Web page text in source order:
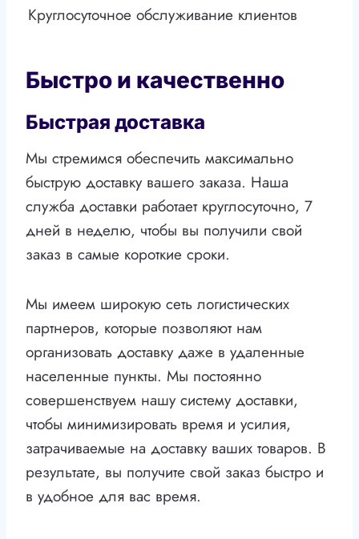
Круглосуточное обслуживание клиентов
Быстро и качественно
Быстрая доставка
Мы стремимся обеспечить максимально
быструю доставку вашего заказа. Наша
служба доставки работает круглосуточно, 7
дней в неделю, чтобы вы получили свой
заказ в самые короткие сроки.
Мы имеем широкую сеть логистических
партнеров, которые позволяют нам
организовать доставку даже в удаленные
населенные пункты. Мы постоянно
совершенствуем нашу систему доставки,
чтобы минимизировать время и усилия,
затрачиваемые на доставку ваших товаров. В
результате, вы получите свой заказ быстро и
в удобное для вас время.